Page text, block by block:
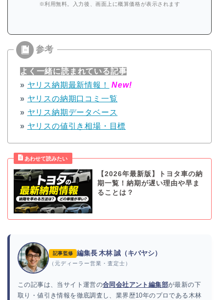
※利用無料。入力後、画面上に概算価格が表示されます
よく一緒に読まれている記事
» ヤリス納期最新情報！
New!
» ヤリスの納期口コミ一覧
» ヤリス納期データベース
» ヤリスの値引き相場・目標
【2026年最新版】トヨタ車の納
期一覧！納期が遅い理由や早ま
ることは？
記事監修 編集長 木林 誠（キバヤシ）
（元ディーラー営業・査定士）
この記事は、当サイト運営の合同会社アント編集部が最新の下
取り・値引き情報を徹底調査し、業界歴10年のプロである木林